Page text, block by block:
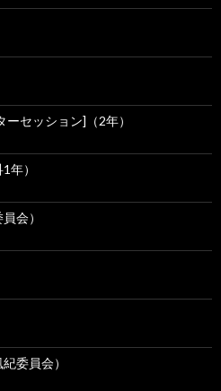
セッション]（2年）
年）
会）
委員会）